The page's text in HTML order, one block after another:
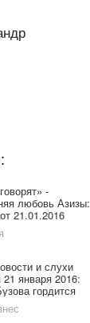
-
любовь Азизы:
21.01.2016
на Первом
и слухи
21 января 2016:
гордится
Лисова пришла